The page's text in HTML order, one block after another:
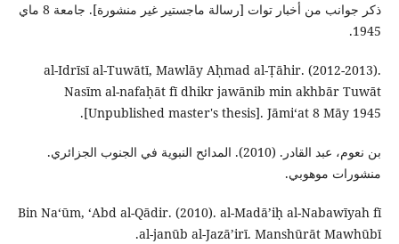
ذكر جوانب من أخبار توات [رسالة ماجستير غير منشورة]. جامعة 8 ماي
1945.
al-Idrīsī al-Tuwātī, Mawlāy Aḥmad al-Ṭāhir. (2012-2013).
Nasīm al-nafaḥāt fī dhikr jawānib min akhbār Tuwāt
[Unpublished master's thesis]. Jāmiʻat 8 Māy 1945.
بن نعوم، عبد القادر. (2010). المدائح النبوية في الجنوب الجزائري.
منشورات موهوبي.
Bin Naʻūm, ʻAbd al-Qādir. (2010). al-Madāʼiḥ al-Nabawīyah fī
al-janūb al-Jazāʼirī. Manshūrāt Mawhūbī.